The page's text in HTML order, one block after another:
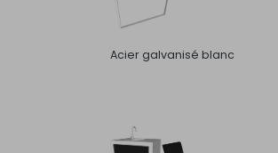
Acier galvanisé blanc